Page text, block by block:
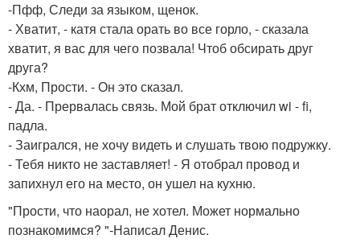
-Пфф, Следи за языком, щенок.
- Хватит, - катя стала орать во все горло, - сказала
хватит, я вас для чего позвала! Чтоб обсирать друг
друга?
-Кхм, Прости. - Он это сказал.
- Да. - Прервалась связь. Мой брат отключил wi - fi,
падла.
- Заигрался, не хочу видеть и слушать твою подружку.
- Тебя никто не заставляет! - Я отобрал провод и
запихнул его на место, он ушел на кухню.
"Прости, что наорал, не хотел. Может нормально
познакомимся? "-Написал Денис.